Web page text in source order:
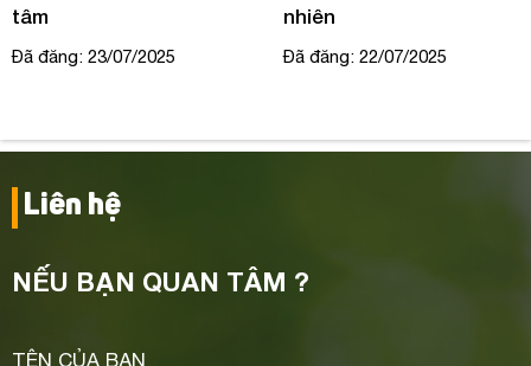
Đã đăng: 22/07/2025 Đã đăng: 22/07/
Liên hệ
NẾU BẠN QUAN TÂM ?